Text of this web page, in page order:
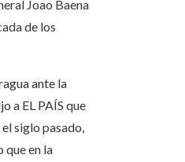
Joao Baena
de los
ante la
a EL PAÍS que
el siglo pasado,
que en la